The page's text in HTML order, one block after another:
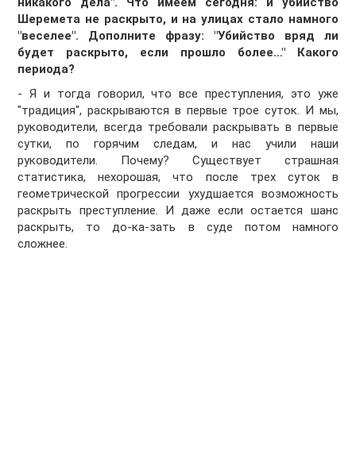
Шеремета не раскрыто, и на улицах стало намного
"веселее". Дополните фразу: "Убийство вряд ли
будет раскрыто, если прошло более…" Какого
периода?
- Я и тогда говорил, что все преступления, это уже
"традиция", раскрываются в первые трое суток. И мы,
руководители, всегда требовали раскрывать в первые
сутки, по горячим следам, и нас учили наши
руководители. Почему? Существует страшная
статистика, нехорошая, что после трех суток в
геометрической прогрессии ухудшается возможность
раскрыть преступление. И даже если остается шанс
раскрыть, то до-ка-зать в суде потом намного
сложнее.